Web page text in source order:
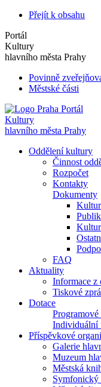
Přejít k obsahu
Portál
Kultury
hlavního města Prahy
Povinně
Městské části
Portál
Kultury
hlavního města Prahy
Oddělení kultury
Činnost
Rozpočet
Kontakty
Dokumenty
FAQ
Aktuality
Informace z
Tiskové
Dotace
Programové
Individuální
Příspěvkové
Galerie
Muzeum
Městská
Symfonický